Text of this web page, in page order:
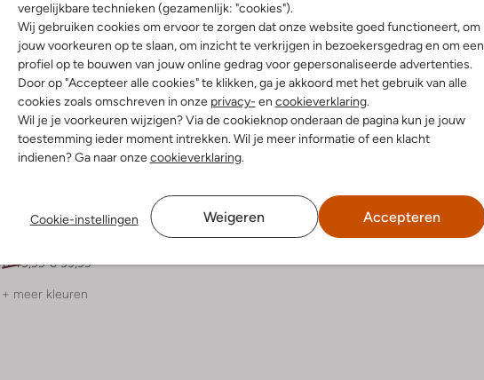
vergelijkbare technieken (gezamenlijk: "cookies").
Wij gebruiken cookies om ervoor te zorgen dat onze website goed functioneert, om
jouw voorkeuren op te slaan, om inzicht te verkrijgen in bezoekersgedrag en om een
profiel op te bouwen van jouw online gedrag voor gepersonaliseerde advertenties.
Door op "Accepteer alle cookies" te klikken, ga je akkoord met het gebruik van alle
cookies zoals omschreven in onze privacy- en cookieverklaring.
Wil je je voorkeuren wijzigen? Via de cookieknop onderaan de pagina kun je jouw
toestemming ieder moment intrekken. Wil je meer informatie of een klacht
indienen? Ga naar onzecookieverklaring.
Cookie-instellingen Weigeren Accepteren
€ 49,99 € 39,99
+ meer kleuren